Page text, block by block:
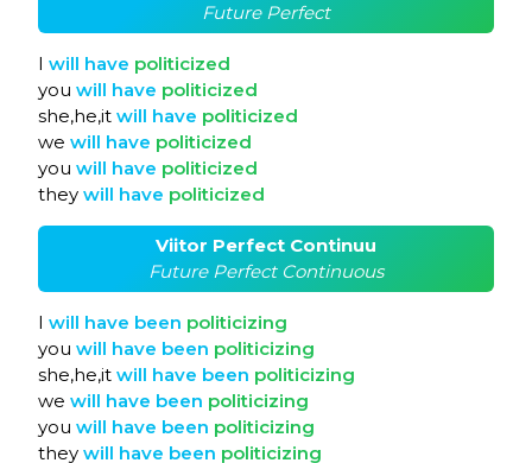
Future Perfect
I will have politicized
you will have politicized
she,he,it will have politicized
we will have politicized
you will have politicized
they will have politicized
Viitor Perfect Continuu
Future Perfect Continuous
I will have been politicizing
you will have been politicizing
she,he,it will have been politicizing
we will have been politicizing
you will have been politicizing
they will have been politicizing